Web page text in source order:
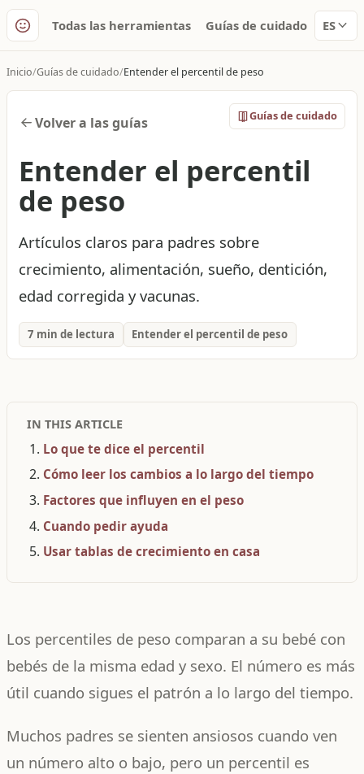
Todas las herramientas Guías de cuidado ES
Inicio Guías de cuidado Entender el percentil de peso
Volver a las guías Guías de cuidado
Entender el percentil
de peso
Artículos claros para padres sobre
crecimiento, alimentación, sueño, dentición,
edad corregida y vacunas.
7 min de lectura Entender el percentil de peso
IN THIS ARTICLE
Lo que te dice el percentil
Cómo leer los cambios a lo largo del tiempo
Factores que influyen en el peso
Cuando pedir ayuda
Usar tablas de crecimiento en casa
Los percentiles de peso comparan a su bebé con
bebés de la misma edad y sexo. El número es más
útil cuando sigues el patrón a lo largo del tiempo.
Muchos padres se sienten ansiosos cuando ven
un número alto o bajo, pero un percentil es